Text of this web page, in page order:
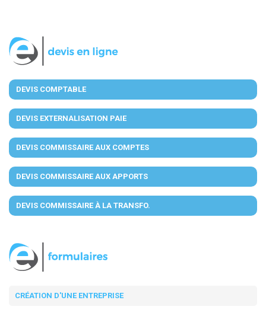
DEVIS COMPTABLE
DEVIS EXTERNALISATION PAIE
DEVIS COMMISSAIRE AUX COMPTES
DEVIS COMMISSAIRE AUX APPORTS
DEVIS COMMISSAIRE À LA TRANSFO.
CRÉATION D'UNE ENTREPRISE